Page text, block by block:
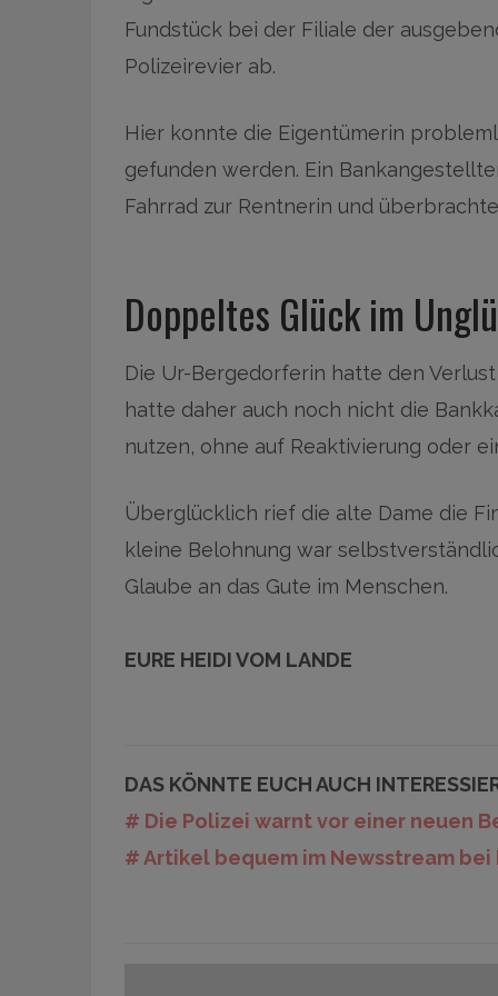
Fundstück bei der Filiale der
Polizeirevier ab.
Hier konnte die Eigentümerin
gefunden werden. Ein
Fahrrad zur Rentnerin und
Doppeltes Glück im
Die Ur-Bergedorferin hatte den
hatte daher auch noch nicht die
nutzen, ohne auf Reaktivierung oder
Überglücklich rief die alte Dame die
kleine Belohnung war
Glaube an das Gute im Menschen.
EURE HEIDI VOM LANDE
DAS KÖNNTE EUCH AUCH
# Die Polizei warnt vor einer neuen
# Artikel bequem im Newsstream bei